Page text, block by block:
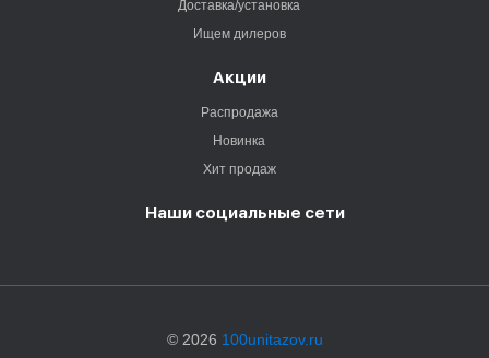
Доставка/установка
Ищем дилеров
Акции
Распродажа
Новинка
Хит продаж
Наши социальные сети
© 2026 100unitazov.ru